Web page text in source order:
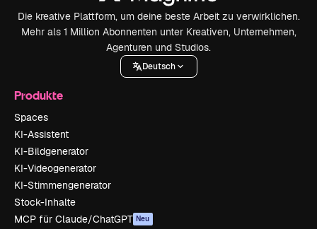
Die kreative Plattform, um deine beste Arbeit zu verwirklichen.
Mehr als 1 Million Abonnenten unter Kreativen, Unternehmen,
Agenturen und Studios.
Deutsch
Produkte
Spaces
KI-Assistent
KI-Bildgenerator
KI-Videogenerator
KI-Stimmengenerator
Stock-Inhalte
MCP für Claude/ChatGPT Neu